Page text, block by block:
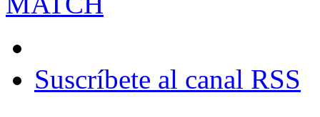
Suscríbete al canal RSS